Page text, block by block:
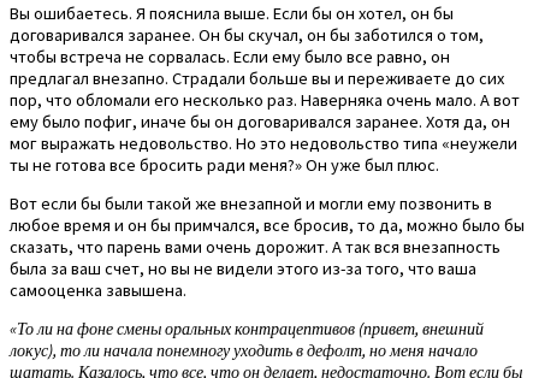
Вы ошибаетесь. Я пояснила выше. Если бы он хотел, он бы
договаривался заранее. Он бы скучал, он бы заботился о том,
чтобы встреча не сорвалась. Если ему было все равно, он
предлагал внезапно. Страдали больше вы и переживаете до сих
пор, что обломали его несколько раз. Наверняка очень мало. А вот
ему было пофиг, иначе бы он договаривался заранее. Хотя да, он
мог выражать недовольство. Но это недовольство типа «неужели
ты не готова все бросить ради меня?» Он уже был плюс.
Вот если бы были такой же внезапной и могли ему позвонить в
любое время и он бы примчался, все бросив, то да, можно было бы
сказать, что парень вами очень дорожит. А так вся внезапность
была за ваш счет, но вы не видели этого из-за того, что ваша
самооценка завышена.
«То ли на фоне смены оральных контрацептивов (привет, внешний
локус), то ли начала понемногу уходить в дефолт, но меня начало
шатать. Казалось, что все, что он делает, недостаточно. Вот если бы